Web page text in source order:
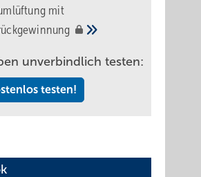
mit
unverbindlich testen:
testen!